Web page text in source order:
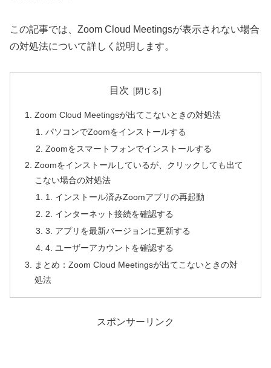
この記事では、Zoom Cloud Meetingsが表示されない場合
の対処法について詳しく説明します。
目次
Zoom Cloud Meetingsが出てこないときの対処法
パソコンでZoomをインストールする
Zoomをスマートフォンでインストールする
Zoomをインストールしているが、クリックしても出て
こない場合の対処法
1. インストール済みZoomアプリの再起動
2. インターネット接続を確認する
3. アプリを最新バージョンに更新する
4. ユーザーアカウントを確認する
まとめ：Zoom Cloud Meetingsが出てこないときの対
処法
スポンサーリンク